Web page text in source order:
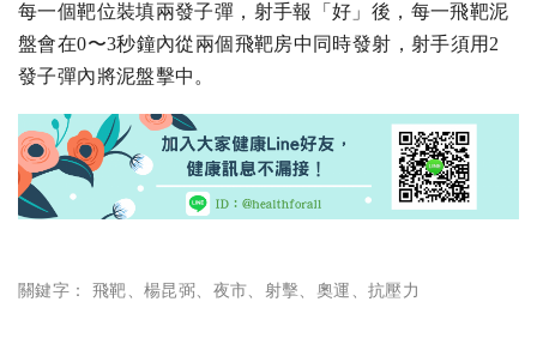
每一個靶位裝填兩發子彈，射手報「好」後，每一飛靶泥
盤會在0〜3秒鐘內從兩個飛靶房中同時發射，射手須用2
發子彈內將泥盤擊中。
關鍵字： 飛靶 楊昆弼 夜市 射擊 奧運 抗壓力